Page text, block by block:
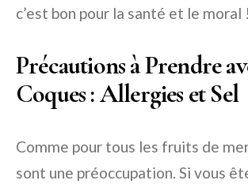
c’est bon pour la santé et le moral !
Précautions à Prendre
Coques : Allergies et Sel
Comme pour tous les fruits de
sont une préoccupation. Si vous